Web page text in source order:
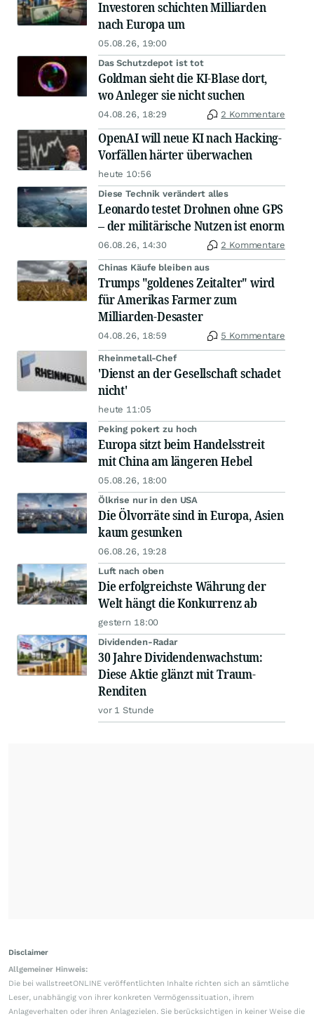
Investoren schichten Milliarden
nach Europa um
05.08.26, 19:00
Das Schutzdepot ist tot
Goldman sieht die KI-Blase dort,
wo Anleger sie nicht suchen
04.08.26, 18:29 2 Kommentare
OpenAI will neue KI nach Hacking-
Vorfällen härter überwachen
heute 10:56
Diese Technik verändert alles
Leonardo testet Drohnen ohne GPS
– der militärische Nutzen ist enorm
06.08.26, 14:30 2 Kommentare
Chinas Käufe bleiben aus
Trumps "goldenes Zeitalter" wird
für Amerikas Farmer zum
Milliarden-Desaster
04.08.26, 18:59 5 Kommentare
Rheinmetall-Chef
'Dienst an der Gesellschaft schadet
nicht'
heute 11:05
Peking pokert zu hoch
Europa sitzt beim Handelsstreit
mit China am längeren Hebel
05.08.26, 18:00
Ölkrise nur in den USA
Die Ölvorräte sind in Europa, Asien
kaum gesunken
06.08.26, 19:28
Luft nach oben
Die erfolgreichste Währung der
Welt hängt die Konkurrenz ab
gestern 18:00
Dividenden-Radar
30 Jahre Dividendenwachstum:
Diese Aktie glänzt mit Traum-
Renditen
vor 1 Stunde
Disclaimer
Allgemeiner Hinweis:
Die bei wallstreetONLINE veröffentlichten Inhalte richten sich an sämtliche
Leser, unabhängig von ihrer konkreten Vermögenssituation, ihrem
Anlageverhalten oder ihren Anlagezielen. Sie berücksichtigen in keiner Weise die